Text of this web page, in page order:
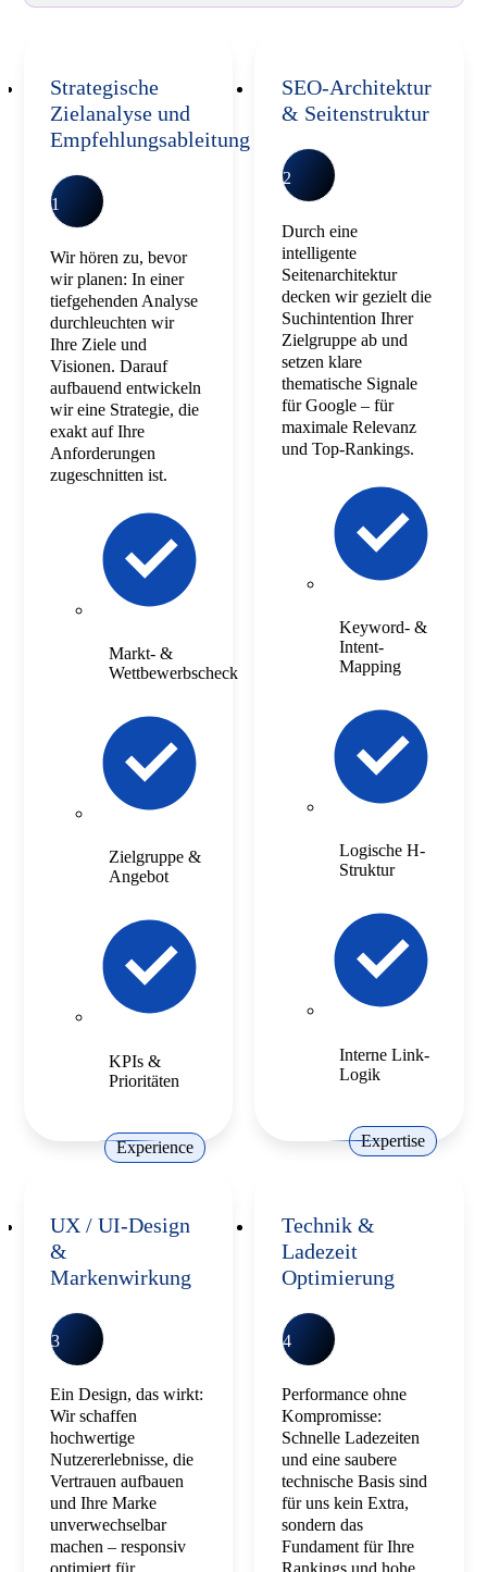
Strategische
Zielanalyse und
Empfehlungsableitung
1
Wir hören zu, bevor
wir planen: In einer
tiefgehenden Analyse
durchleuchten wir
Ihre Ziele und
Visionen. Darauf
aufbauend entwickeln
wir eine Strategie, die
exakt auf Ihre
Anforderungen
zugeschnitten ist.
Markt- &
Wettbewerbscheck
Zielgruppe &
Angebot
KPIs &
Prioritäten
Experience
SEO-Architektur
& Seitenstruktur
2
Durch eine
intelligente
Seitenarchitektur
decken wir gezielt die
Suchintention Ihrer
Zielgruppe ab und
setzen klare
thematische Signale
für Google – für
maximale Relevanz
und Top-Rankings.
Keyword- &
Intent-
Mapping
Logische H-
Struktur
Interne Link-
Logik
Expertise
UX / UI-Design
&
Markenwirkung
3
Ein Design, das wirkt:
Wir schaffen
hochwertige
Nutzererlebnisse, die
Vertrauen aufbauen
und Ihre Marke
unverwechselbar
machen – responsiv
Technik &
Ladezeit
Optimierung
4
Performance ohne
Kompromisse:
Schnelle Ladezeiten
und eine saubere
technische Basis sind
für uns kein Extra,
sondern das
Fundament für Ihre